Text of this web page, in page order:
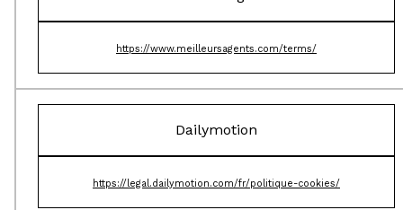
https://www.meilleursagents.com/terms/
Dailymotion
https://legal.dailymotion.com/fr/politique-cookies/